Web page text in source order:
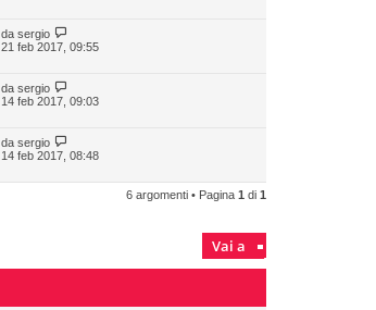
da sergio
21 feb 2017, 09:55
da sergio
14 feb 2017, 09:03
da sergio
14 feb 2017, 08:48
6 argomenti • Pagina 1 di 1
Vai a